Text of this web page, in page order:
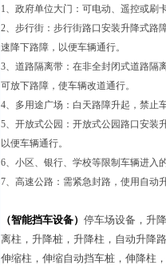
1、政府单位大门：可电动、遥控或刷
2、步行街：步行街路口安装升降式路
速降下路障，以便车辆通行。
3、道路隔离带：在非全封闭式道路隔
可放下路障，使车辆改道通行。
4、多用途广场：白天路障升起，禁止
5、开放式公园：开放式公园路口安装
以便车辆通行。
6、小区、银行、学校等限制车辆进入
7、高速公路：需紧急封路，使用自动
（智能挡车设备） 停车场设备，升
离柱，升降桩，升降柱，自动升降
伸缩柱，伸缩自动挡车桩，伸降柱